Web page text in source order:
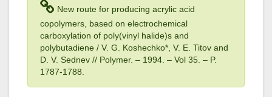
New route for producing acrylic acid
copolymers, based on electrochemical
carboxylation of poly(vinyl halide)s and
polybutadiene / V. G. Koshechko*, V. E. Titov and
D. V. Sednev // Polymer. – 1994 . – Vol 35 . – P.
1787-1788.